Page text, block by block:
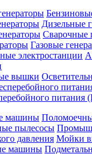
Дизельные
Сварочные
Газовые
питания
Мойки